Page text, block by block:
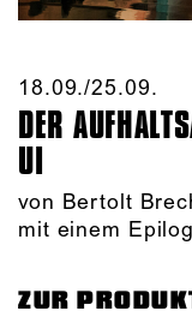
18.09./​25.09.​
DER
UI
von Bertolt
mit einem
ZUR